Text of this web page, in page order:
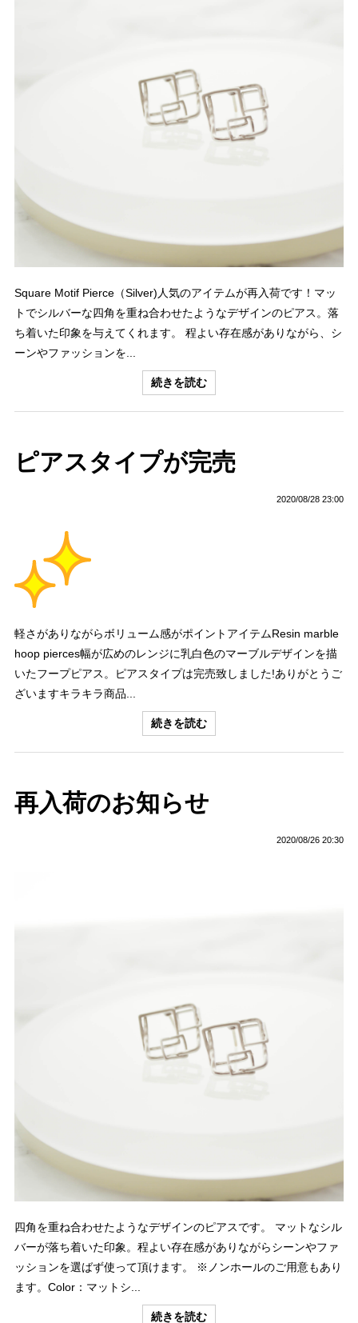
Square Motif Pierce（Silver)人気のアイテムが再入荷です！マッ
トでシルバーな四角を重ね合わせたようなデザインのピアス。落
ち着いた印象を与えてくれます。 程よい存在感がありながら、シ
ーンやファッションを...
続きを読む
ピアスタイプが完売
2020/08/28 23:00
軽さがありながらボリューム感がポイントアイテムResin marble
hoop pierces幅が広めのレンジに乳白色のマーブルデザインを描
いたフープピアス。ピアスタイプは完売致しました!ありがとうご
ざいますキラキラ商品...
続きを読む
再入荷のお知らせ
2020/08/26 20:30
四角を重ね合わせたようなデザインのピアスです。 マットなシル
バーが落ち着いた印象。程よい存在感がありながらシーンやファ
ッションを選ばず使って頂けます。 ※ノンホールのご用意もあり
ます。Color：マットシ...
続きを読む